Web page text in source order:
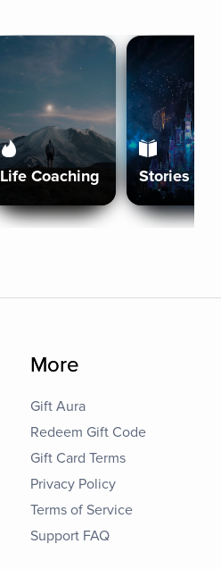
Life Coaching Stories
More
Gift Aura
Redeem Gift Code
Gift Card Terms
Privacy Policy
Terms of Service
Support FAQ